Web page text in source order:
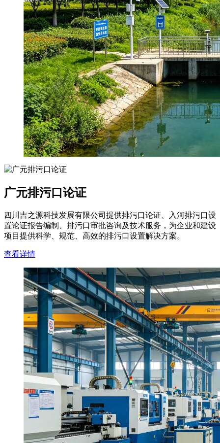
广元排污口论证
四川吉之源科技发展有限公司提供排污口论证、入河排污口设
置论证报告编制、排污口审批咨询及技术服务，为企业和建设
项目提供科学、规范、高效的排污口设置解决方案。
查看详情